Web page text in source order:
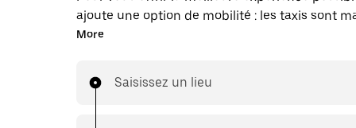
ajoute une option de mobilité : les taxis sont
disponibles dans l'application. Uber Taxi : un
More
Saisissez un lieu